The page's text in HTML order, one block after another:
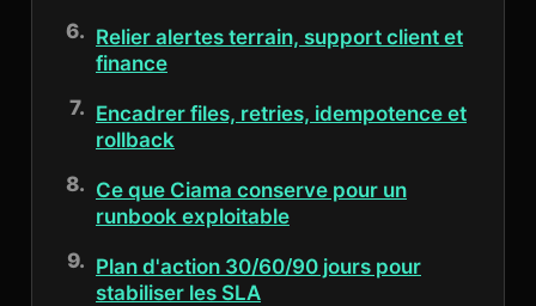
Relier alertes terrain, support client et
finance
Encadrer files, retries, idempotence et
rollback
Ce que Ciama conserve pour un
runbook exploitable
Plan d'action 30/60/90 jours pour
stabiliser les SLA